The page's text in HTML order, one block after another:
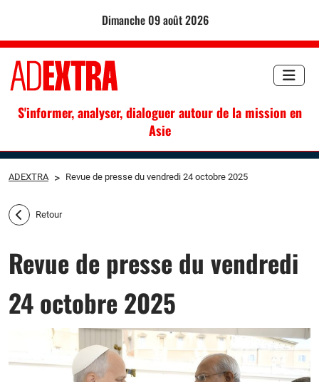
dimanche 09 août 2026
S'informer, analyser, dialoguer autour de la mission en
Asie
ADEXTRA > Revue de presse du vendredi 24 octobre 2025
Retour
Revue de presse du vendredi
24 octobre 2025